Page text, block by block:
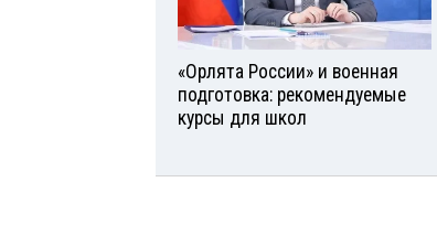
«Орлята России» и военная
подготовка: рекомендуемые
курсы для школ